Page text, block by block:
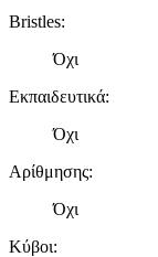
Bristles:
Όχι
Εκπαιδευτικά:
Όχι
Αρίθμησης:
Όχι
Κύβοι: